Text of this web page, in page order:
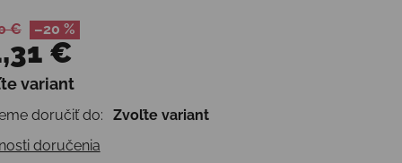
€ –20 %
€
cena:
variant
doručiť do:
Zvoľte variant
doručenia